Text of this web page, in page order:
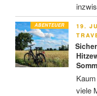
ABENTEUER
AM
19.
viele